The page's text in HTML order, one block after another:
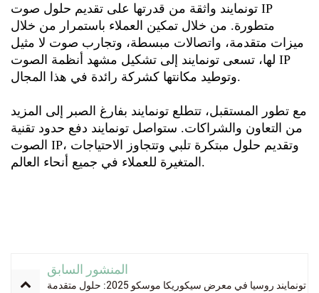
تونمايند واثقة من قدرتها على تقديم حلول صوت IP
متطورة. من خلال تمكين العملاء باستمرار من خلال
ميزات متقدمة، واتصالات مبسطة، وتجارب صوت لا مثيل
لها، تسعى تونمايند إلى تشكيل مشهد أنظمة الصوت IP
وتوطيد مكانتها كشركة رائدة في هذا المجال.
مع تطور المستقبل، تتطلع تونمايند بفارغ الصبر إلى المزيد
من التعاون والشراكات. ستواصل تونمايند دفع حدود تقنية
الصوت IP، وتقديم حلول مبتكرة تلبي وتتجاوز الاحتياجات
المتغيرة للعملاء في جميع أنحاء العالم.
المنشور السابق
تونمايند روسيا في معرض سيكوريكا موسكو 2025: حلول متقدمة